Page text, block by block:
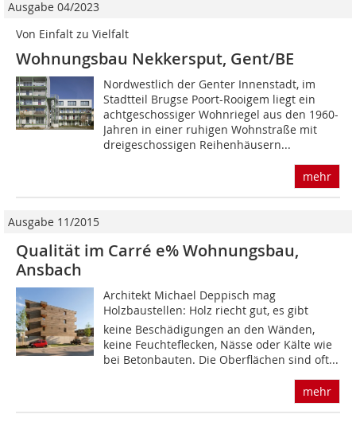
Ausgabe 04/2023
Von Einfalt zu Vielfalt
Wohnungsbau Nekkersput, Gent/BE
Nordwestlich der Genter Innenstadt, im
Stadtteil Brugse Poort-Rooigem liegt ein
achtgeschossiger Wohnriegel aus den 1960-
Jahren in einer ruhigen Wohnstraße mit
dreigeschossigen Reihenhäusern...
mehr
Ausgabe 11/2015
Qualität im Carré e% Wohnungsbau,
Ansbach
Architekt Michael Deppisch mag
Holzbaustellen: Holz riecht gut, es gibt
keine Beschädigungen an den Wänden,
keine Feuchteflecken, Nässe oder Kälte wie
bei Betonbauten. Die Oberflächen sind oft...
mehr